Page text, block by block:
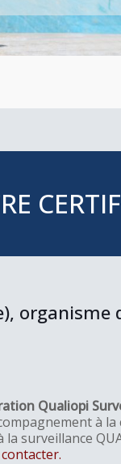
Qualiopi
à
la surveillance